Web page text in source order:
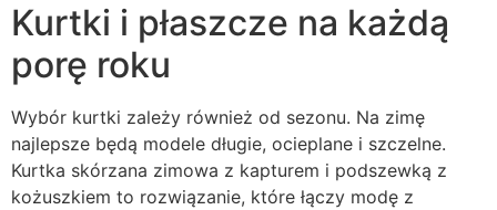
Kurtki i płaszcze na każdą
porę roku
Wybór kurtki zależy również od sezonu. Na zimę
najlepsze będą modele długie, ocieplane i szczelne.
Kurtka skórzana zimowa z kapturem i podszewką z
kożuszkiem to rozwiązanie, które łączy modę z